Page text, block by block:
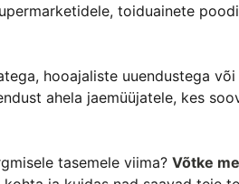
toiduainete
hooajaliste uuendustega
ahela jaemüüjatele, kes
tasemele viima? Võtke